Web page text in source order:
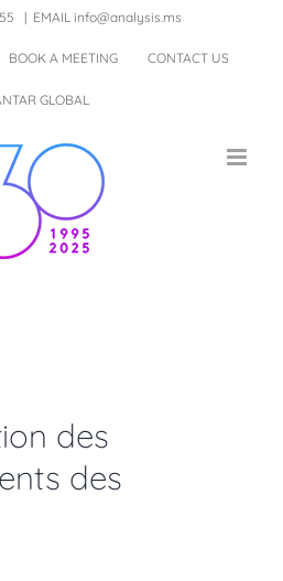
| EMAIL info@analysis.ms
BOOK A MEETING CONTACT US
GLOBAL
des
des